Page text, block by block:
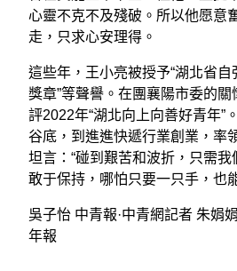
心靈不克不及殘破。所以他愿意
走，只求心安理得。
這些年，王小亮被授予“湖北省自
獎章”等聲譽。在團襄陽市委的
評2022年“湖北向上向善好青年”
谷底，到進進快遞行業創業，率
坦言：“碰到艱苦和波折，只需我
敢于保持，哪怕只要一只手，也
吳子怡 中青報·中青網記者 朱娟
年報